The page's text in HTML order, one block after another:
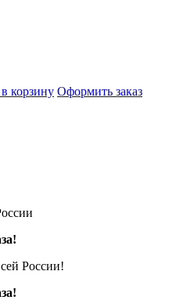
корзину Оформить заказ
России!